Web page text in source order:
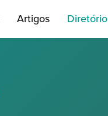
Artigos Diretório